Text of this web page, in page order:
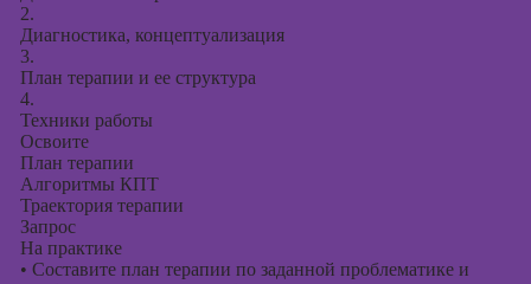
2.
Диагностика, концептуализация
3.
План терапии и ее структура
4.
Техники работы
Освоите
План терапии
Алгоритмы КПТ
Траектория терапии
Запрос
На практике
• Составите план терапии по заданной проблематике и